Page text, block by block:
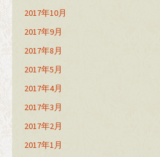
2017年10月
2017年9月
2017年8月
2017年5月
2017年4月
2017年3月
2017年2月
2017年1月